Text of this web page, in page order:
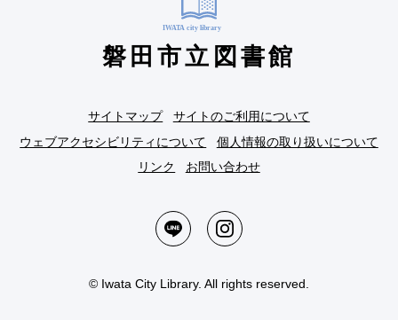
磐田市立図書館
サイトマップ
サイトのご利用について
ウェブアクセシビリティについて
個人情報の取り扱いについて
リンク
お問い合わせ
© Iwata City Library. All rights reserved.